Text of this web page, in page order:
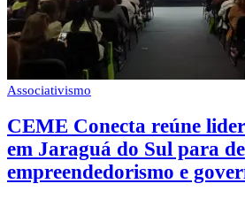
Associativismo
CEME Conecta reúne
em Jaraguá do Sul para
empreendedorismo e